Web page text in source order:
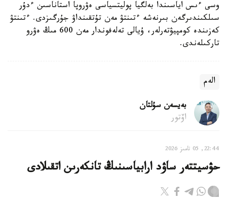
وسى ءىس اياسىندا بەلگيا پوليتسياسى ەۋروپا استاناسىن ءدۇر
سىلكىندىرگەن بىرنەشە ءتىنتۋ مەن تۇتقىنداۋ جۇرگىزدى. ءتىنتۋ
كەزىندە كومپيۋتەرلەر، ۇيالى تەلەفوندار مەن 600 مىڭ ەۋرو
تاركىلەندى.
الەم
بەيسەن سۇلتان
اۆتور
22:44, 05 تامىز 2026
حۋسيتتەر ساۋد ارابياسىنىڭ تانكەرىن اتقىلادى